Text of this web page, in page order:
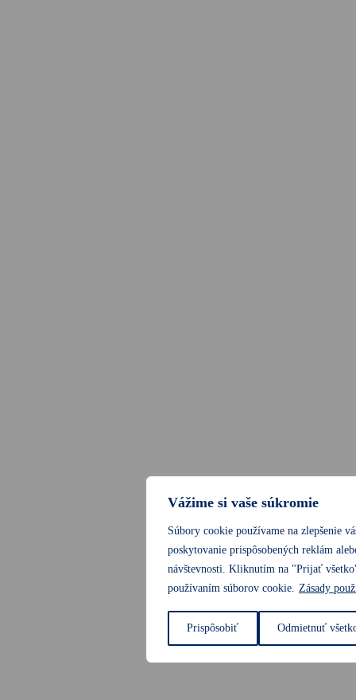
Vážime si vaše súkromie
Súbory cookie používame na zlepšenie
poskytovanie prispôsobených reklám
návštevnosti. Kliknutím na "Prijať
používaním súborov cookie. Zásady
Prispôsobiť Odmietnuť